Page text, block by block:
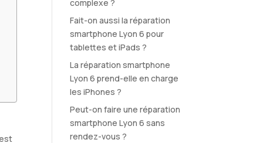
complexe ?
Fait-on aussi la réparation
smartphone Lyon 6 pour
tablettes et iPads ?
La réparation smartphone
Lyon 6 prend-elle en charge
les iPhones ?
Peut-on faire une réparation
smartphone Lyon 6 sans
rendez-vous ?